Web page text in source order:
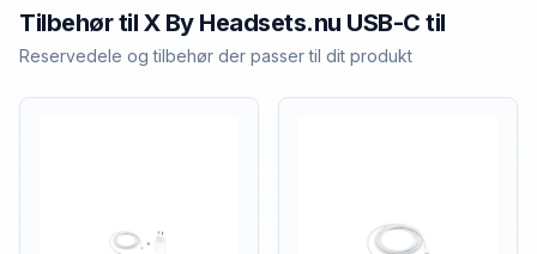
Tilbehør til X By Headsets.nu USB-C til
Reservedele og tilbehør der passer til dit produkt